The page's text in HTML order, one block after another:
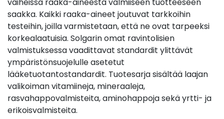
saakka. Kaikki raaka-aineet joutuvat tarkkoihin
testeihin, joilla varmistetaan, että ne ovat tarpeeksi
korkealaatuisia. Solgarin omat ravintolisien
valmistuksessa vaadittavat standardit ylittävät
ympäristönsuojelulle asetetut
lääketuotantostandardit. Tuotesarja sisältää laajan
valikoiman vitamiineja, mineraaleja,
rasvahappovalmisteita, aminohappoja sekä yrtti- ja
erikoisvalmisteita.